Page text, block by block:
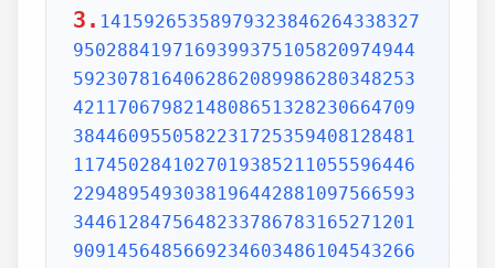
3. 14159265358979323846264338327
9502884197169399375105820974944
5923078164062862089986280348253
4211706798214808651328230664709
3844609550582231725359408128481
1174502841027019385211055596446
2294895493038196442881097566593
3446128475648233786783165271201
9091456485669234603486104543266